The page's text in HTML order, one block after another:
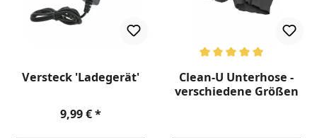
Versteck 'Ladegerät'
Regulärer Preis:
9,99 €
Clean-U Unterhose -
verschiedene Größen